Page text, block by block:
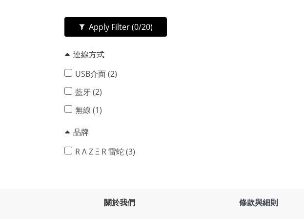
Apply Filter(0/20)
連線方式
USB介面 (2)
藍牙 (2)
無線 (1)
品牌
R Λ Z Ξ R 雷蛇 (3)
關於我們 條款與細則